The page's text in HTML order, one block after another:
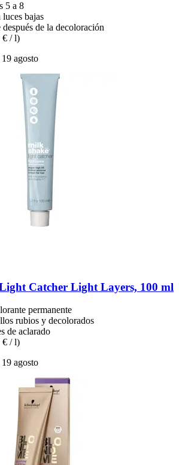
5 a 8
luces bajas
de la decoloración
€ / l)
agosto
Catcher Light Layers, 100 ml
permanente
rubios y decolorados
de aclarado
€ / l)
agosto